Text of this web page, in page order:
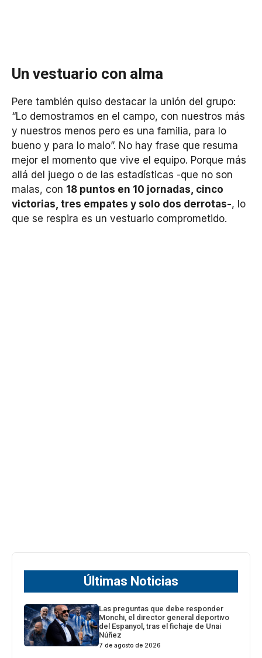
Un vestuario con alma
Pere también quiso destacar la unión del grupo:
“Lo demostramos en el campo, con nuestros más
y nuestros menos pero es una familia, para lo
bueno y para lo malo”. No hay frase que resuma
mejor el momento que vive el equipo. Porque más
allá del juego o de las estadísticas -que no son
malas, con 18 puntos en 10 jornadas, cinco
victorias, tres empates y solo dos derrotas-, lo
que se respira es un vestuario comprometido.
Últimas Noticias
Las preguntas que debe responder
Monchi, el director general deportivo
del Espanyol, tras el fichaje de Unai
Núñez
7 de agosto de 2026